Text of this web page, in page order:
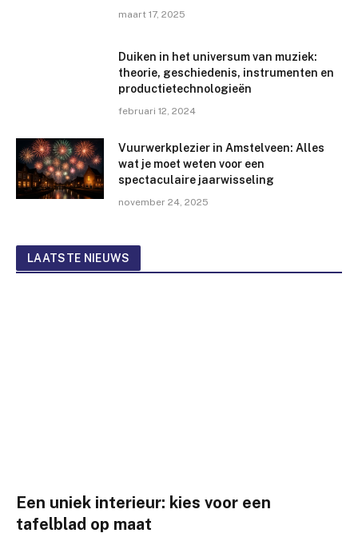
maart 17, 2025
Duiken in het universum van muziek:
theorie, geschiedenis, instrumenten en
productietechnologieën
februari 12, 2024
Vuurwerkplezier in Amstelveen: Alles
wat je moet weten voor een
spectaculaire jaarwisseling
november 24, 2025
LAATSTE NIEUWS
Een uniek interieur: kies voor een
tafelblad op maat